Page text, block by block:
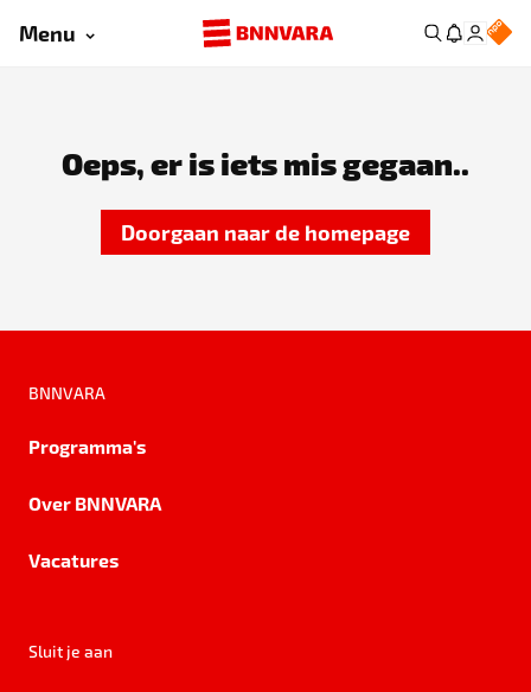
Menu
Oeps, er is iets mis gegaan..
Doorgaan naar de homepage
BNNVARA
Programma's
Over BNNVARA
Vacatures
Sluit je aan